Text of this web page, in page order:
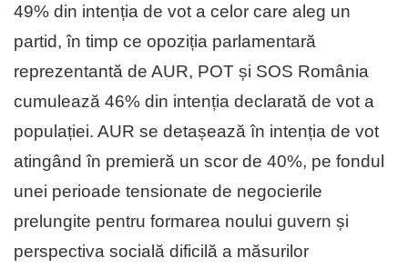
49% din intenția de vot a celor care aleg un
partid, în timp ce opoziția parlamentară
reprezentantă de AUR, POT și SOS România
cumulează 46% din intenția declarată de vot a
populației. AUR se detașează în intenția de vot
atingând în premieră un scor de 40%, pe fondul
unei perioade tensionate de negocierile
prelungite pentru formarea noului guvern și
perspectiva socială dificilă a măsurilor